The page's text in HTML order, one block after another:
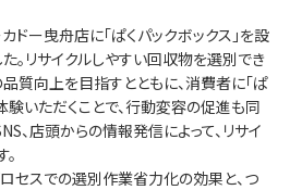
ドー曳舟店に「ぱくパックボックス」を設
。リサイクルしやすい回収物を選別でき
質向上を目指すとともに、消費者に「ぱ
験いただくことで、行動変容の促進も同
、店頭からの情報発信によって、リサイ
セスでの選別作業省力化の効果と、つ